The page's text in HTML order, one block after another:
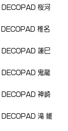
桜河
椎名
蓮巳
鬼龍
神崎
滝 維